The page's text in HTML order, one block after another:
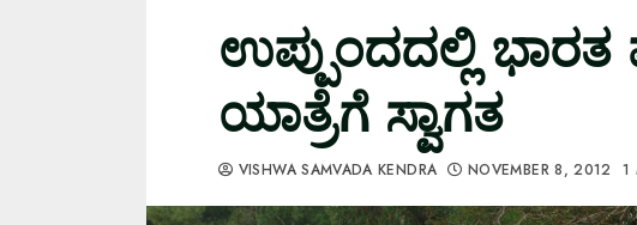
ಉಪ್ಪುಂದದಲ್ಲಿ ಭಾರತ
ಯಾತ್ರೆಗೆ ಸ್ವಾಗತ
VISHWA SAMVADA KENDRA NOVEMBER 8, 2012 1